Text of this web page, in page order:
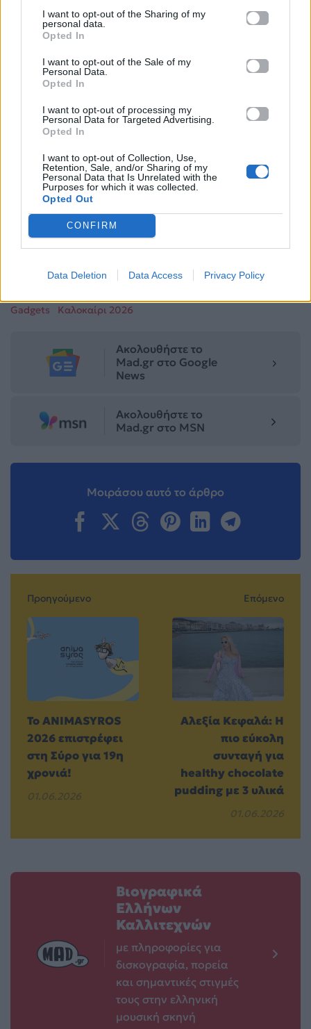
I want to opt-out of the Sharing of my
personal data.
Opted In
I want to opt-out of the Sale of my
Personal Data.
Opted In
I want to opt-out of processing my
Personal Data for Targeted Advertising.
Opted In
I want to opt-out of Collection, Use,
Retention, Sale, and/or Sharing of my
Personal Data that Is Unrelated with the
Purposes for which it was collected.
Opted Out
CONFIRM
Data Deletion Data Access Privacy Policy
Για σχόλια, μηνύματα ή φωτογραφικό υλικό
σχετικά με τοMad.gr, επισκεφτείτε μας στο
ακολουθήστε μας στοInstagram
Gadgets Καλοκαίρι 2026
Ακολουθήστε το
Mad.gr στο Google
News
Ακολουθήστε το
Mad.gr στο MSN
Μοιράσου αυτό το άρθρο
Προηγούμενο
Το ANIMASYROS
2026 επιστρέφει
στη Σύρο για 19η
χρονιά!
01.06.2026
Επόμενο
Αλεξία Κεφαλά: H
πιο εύκολη
συνταγή για
healthy chocolate
pudding με 3 υλικά
01.06.2026
Βιογραφικά
Ελλήνων
Καλλιτεχνών
με πληροφορίες για
δισκογραφία, πορεία
και σημαντικές στιγμές
τους στην ελληνική
μουσική σκηνή